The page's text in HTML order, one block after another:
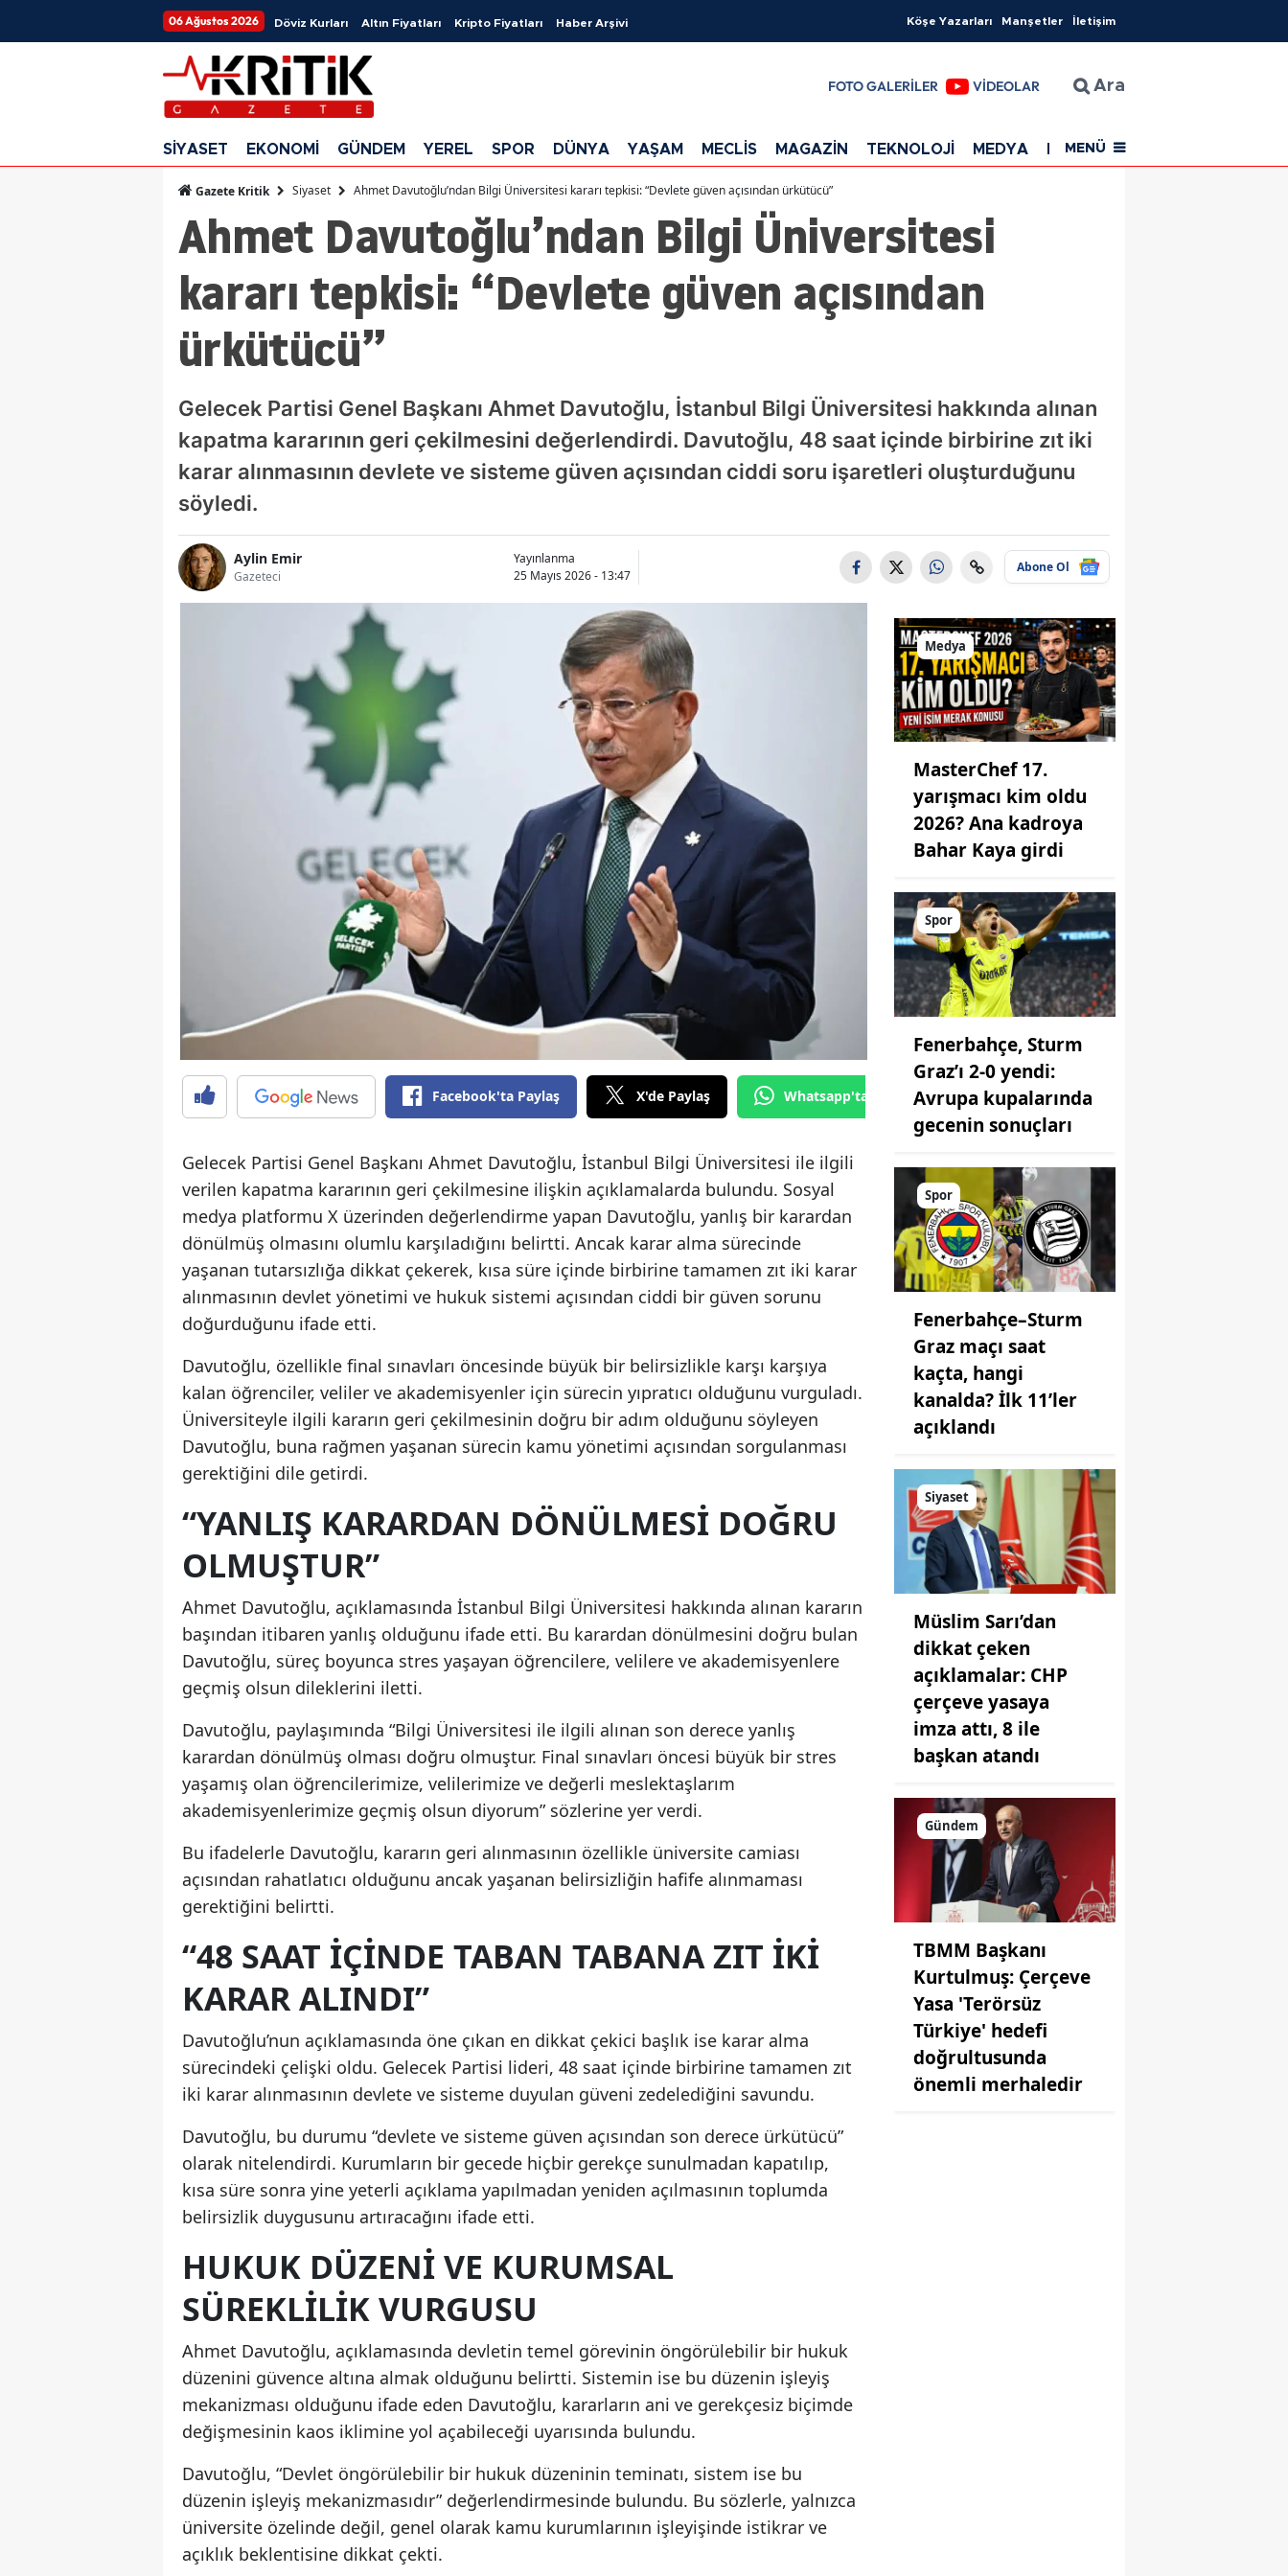
06 Ağustos 2026 Döviz Kurları Altın Fiyatları Kripto Fiyatları Haber Arşivi Köşe Yazarları Manşetler İletişim
FOTO GALERİLER VİDEOLAR Ara
SİYASET EKONOMİ GÜNDEM YEREL SPOR DÜNYA YAŞAM MECLİS MAGAZİN TEKNOLOJİ MEDYA EĞİTİM SAĞLIK
MENÜ
Gazete Kritik Siyaset Ahmet Davutoğlu’ndan Bilgi Üniversitesi kararı tepkisi: “Devlete güven açısından ürkütücü”
Ahmet Davutoğlu’ndan Bilgi Üniversitesi
kararı tepkisi: “Devlete güven açısından
ürkütücü”
Gelecek Partisi Genel Başkanı Ahmet Davutoğlu, İstanbul Bilgi Üniversitesi hakkında alınan
kapatma kararının geri çekilmesini değerlendirdi. Davutoğlu, 48 saat içinde birbirine zıt iki
karar alınmasının devlete ve sisteme güven açısından ciddi soru işaretleri oluşturduğunu
söyledi.
Aylin Emir
Gazeteci
Yayınlanma
25 Mayıs 2026 - 13:47
Abone Ol
Facebook'ta Paylaş X'de Paylaş Whatsapp'tan Gönder
Gelecek Partisi Genel Başkanı Ahmet Davutoğlu, İstanbul Bilgi Üniversitesi ile ilgili
verilen kapatma kararının geri çekilmesine ilişkin açıklamalarda bulundu. Sosyal
medya platformu X üzerinden değerlendirme yapan Davutoğlu, yanlış bir karardan
dönülmüş olmasını olumlu karşıladığını belirtti. Ancak karar alma sürecinde
yaşanan tutarsızlığa dikkat çekerek, kısa süre içinde birbirine tamamen zıt iki karar
alınmasının devlet yönetimi ve hukuk sistemi açısından ciddi bir güven sorunu
doğurduğunu ifade etti.
Davutoğlu, özellikle final sınavları öncesinde büyük bir belirsizlikle karşı karşıya
kalan öğrenciler, veliler ve akademisyenler için sürecin yıpratıcı olduğunu vurguladı.
Üniversiteyle ilgili kararın geri çekilmesinin doğru bir adım olduğunu söyleyen
Davutoğlu, buna rağmen yaşanan sürecin kamu yönetimi açısından sorgulanması
gerektiğini dile getirdi.
“YANLIŞ KARARDAN DÖNÜLMESI DOĞRU
OLMUŞTUR”
Ahmet Davutoğlu, açıklamasında İstanbul Bilgi Üniversitesi hakkında alınan kararın
başından itibaren yanlış olduğunu ifade etti. Bu karardan dönülmesini doğru bulan
Davutoğlu, süreç boyunca stres yaşayan öğrencilere, velilere ve akademisyenlere
geçmiş olsun dileklerini iletti.
Davutoğlu, paylaşımında “Bilgi Üniversitesi ile ilgili alınan son derece yanlış
karardan dönülmüş olması doğru olmuştur. Final sınavları öncesi büyük bir stres
yaşamış olan öğrencilerimize, velilerimize ve değerli meslektaşlarım
akademisyenlerimize geçmiş olsun diyorum” sözlerine yer verdi.
Bu ifadelerle Davutoğlu, kararın geri alınmasının özellikle üniversite camiası
açısından rahatlatıcı olduğunu ancak yaşanan belirsizliğin hafife alınmaması
gerektiğini belirtti.
“48 SAAT IÇINDE TABAN TABANA ZIT IKI
KARAR ALINDI”
Davutoğlu’nun açıklamasında öne çıkan en dikkat çekici başlık ise karar alma
sürecindeki çelişki oldu. Gelecek Partisi lideri, 48 saat içinde birbirine tamamen zıt
iki karar alınmasının devlete ve sisteme duyulan güveni zedelediğini savundu.
Davutoğlu, bu durumu “devlete ve sisteme güven açısından son derece ürkütücü”
olarak nitelendirdi. Kurumların bir gecede hiçbir gerekçe sunulmadan kapatılıp,
kısa süre sonra yine yeterli açıklama yapılmadan yeniden açılmasının toplumda
belirsizlik duygusunu artıracağını ifade etti.
HUKUK DÜZENI VE KURUMSAL
SÜREKLILIK VURGUSU
Ahmet Davutoğlu, açıklamasında devletin temel görevinin öngörülebilir bir hukuk
düzenini güvence altına almak olduğunu belirtti. Sistemin ise bu düzenin işleyiş
mekanizması olduğunu ifade eden Davutoğlu, kararların ani ve gerekçesiz biçimde
değişmesinin kaos iklimine yol açabileceği uyarısında bulundu.
Davutoğlu, “Devlet öngörülebilir bir hukuk düzeninin teminatı, sistem ise bu
düzenin işleyiş mekanizmasıdır” değerlendirmesinde bulundu. Bu sözlerle, yalnızca
üniversite özelinde değil, genel olarak kamu kurumlarının işleyişinde istikrar ve
açıklık beklentisine dikkat çekti.
Medya
MasterChef 17.
yarışmacı kim oldu
2026? Ana kadroya
Bahar Kaya girdi
Spor
Fenerbahçe, Sturm
Graz’ı 2-0 yendi:
Avrupa kupalarında
gecenin sonuçları
Spor
Fenerbahçe–Sturm
Graz maçı saat
kaçta, hangi
kanalda? İlk 11’ler
açıklandı
Siyaset
Müslim Sarı’dan
dikkat çeken
açıklamalar: CHP
çerçeve yasaya
imza attı, 8 ile
başkan atandı
Gündem
TBMM Başkanı
Kurtulmuş: Çerçeve
Yasa 'Terörsüz
Türkiye' hedefi
doğrultusunda
önemli merhaledir